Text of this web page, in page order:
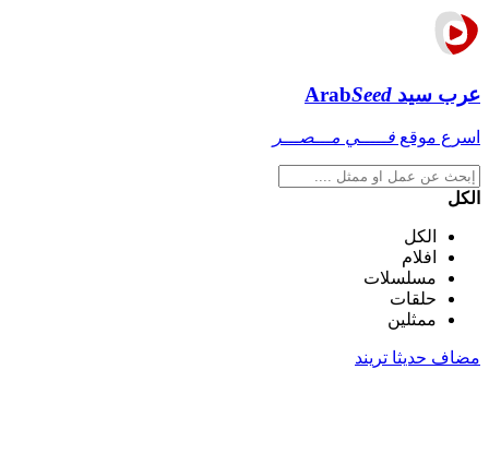
عرب سيد ArabSeed
اسرع موقع فـــــي مـــصـــر
الكل
الكل
افلام
مسلسلات
حلقات
ممثلين
مضاف حديثا تريند